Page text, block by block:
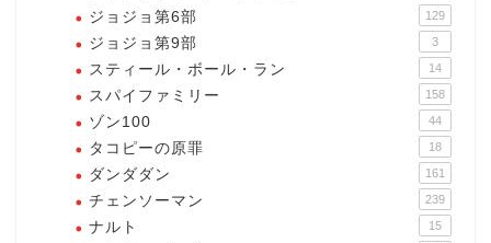
ジョジョ第6部 129
ジョジョ第9部 3
スティール・ボール・ラン 14
スパイファミリー 158
ゾン100 44
タコピーの原罪 18
ダンダダン 161
チェンソーマン 239
ナルト 15